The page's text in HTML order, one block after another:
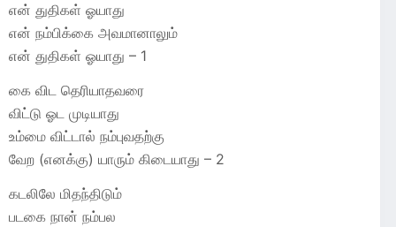
என் துதிகள் ஓயாது
என் நம்பிக்கை அவமானாலும்
என் துதிகள் ஓயாது – 1
கை விட தெரியாதவரை
விட்டு ஓட முடியாது
உம்மை விட்டால் நம்புவதற்கு
வேற (எனக்கு) யாரும் கிடையாது – 2
கடலிலே மிதந்திடும்
படகை நான் நம்பல